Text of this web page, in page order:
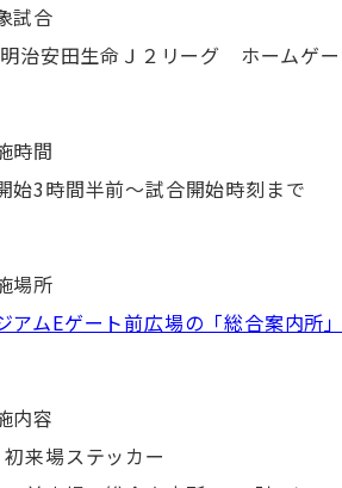
試合
治安田生命Ｊ２リーグ ホームゲ
時間
始3時間半前～試合開始時刻まで
場所
アムEゲート前広場の「総合案内所
内容
初来場ステッカー